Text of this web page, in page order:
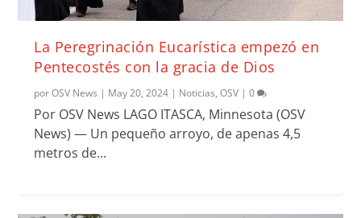
La Peregrinación Eucarística empezó en
Pentecostés con la gracia de Dios
porOSV News | May 20, 2024 | Noticias,OSV |0
Por OSV News LAGO ITASCA, Minnesota (OSV
News) — Un pequeño arroyo, de apenas 4,5
metros de...